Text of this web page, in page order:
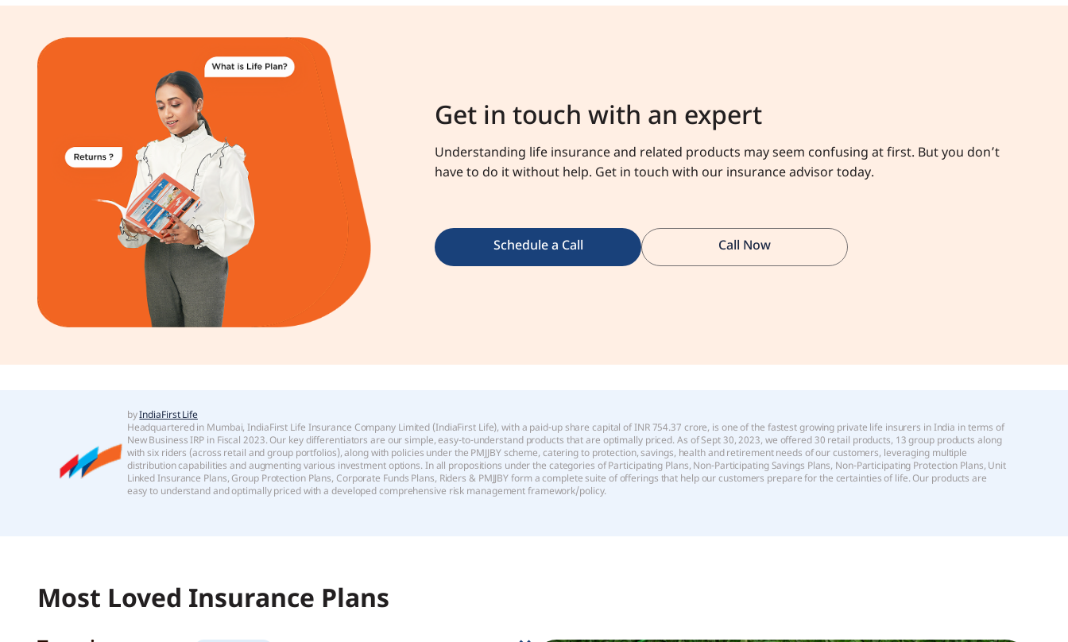
Get in touch with an expert
Understanding life insurance and related products may seem confusing at first. But you don’t
have to do it without help. Get in touch with our insurance advisor today.
Schedule a Call Call Now
byIndiaFirst Life
Headquartered in Mumbai, IndiaFirst Life Insurance Company Limited (IndiaFirst Life), with a paid-up share capital of INR 754.37 crore, is one of the fastest growing private life insurers in India in terms of
New Business IRP in Fiscal 2023. Our key differentiators are our simple, easy-to-understand products that are optimally priced. As of Sept 30, 2023, we offered 30 retail products, 13 group products along
with six riders (across retail and group portfolios), along with policies under the PMJJBY scheme, catering to protection, savings, health and retirement needs of our customers, leveraging multiple
distribution capabilities and augmenting various investment options. In all propositions under the categories of Participating Plans, Non-Participating Savings Plans, Non-Participating Protection Plans, Unit
Linked Insurance Plans, Group Protection Plans, Corporate Funds Plans, Riders & PMJJBY form a complete suite of offerings that help our customers prepare for the certainties of life. Our products are
easy to understand and optimally priced with a developed comprehensive risk management framework/policy.
Most Loved Insurance Plans